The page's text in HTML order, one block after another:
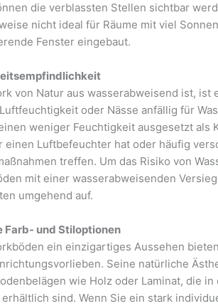
die verblassten Stellen sichtbar
nicht ideal für Räume mit viel
Fenster eingebaut.
von Natur aus wasserabweisend ist, ist
oder Nässe anfällig für
weniger Feuchtigkeit ausgesetzt als
einen Luftbefeuchter hat oder häufig
treffen. Um das Risiko von
mit einer wasserabweisenden
umgehend auf.
Farb- und Stiloptionen
ein einzigartiges Aussehen
Seine natürliche
wie Holz oder Laminat, die
sind. Wenn Sie ein stark